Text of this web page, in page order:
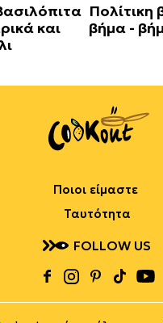
και
Πολίτικη
βήμα -
Ποιοι είμαστε
Ταυτότητα
FOLLOW US